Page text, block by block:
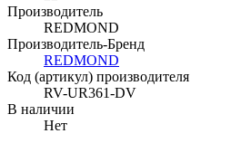
Производитель
REDMOND
Производитель-Бренд
REDMOND
Код (артикул) производителя
RV-UR361-DV
В наличии
Нет